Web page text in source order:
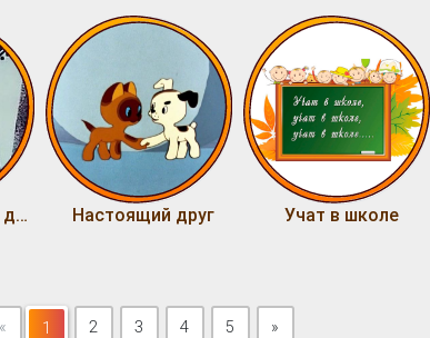
Какой чудесный день Настоящий друг Учат в школе
« 1 2 3 4 5 »